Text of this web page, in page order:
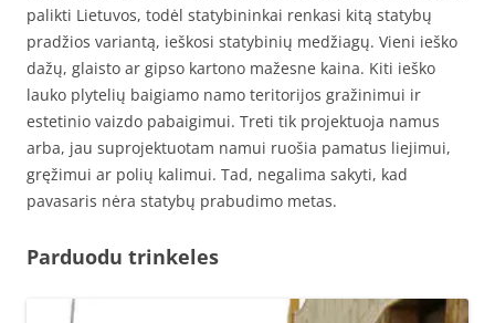
palikti Lietuvos, todėl statybininkai renkasi kitą statybų
pradžios variantą, ieškosi statybinių medžiagų. Vieni ieško
dažų, glaisto ar gipso kartono mažesne kaina. Kiti ieško
lauko plytelių baigiamo namo teritorijos gražinimui ir
estetinio vaizdo pabaigimui. Treti tik projektuoja namus
arba, jau suprojektuotam namui ruošia pamatus liejimui,
gręžimui ar polių kalimui. Tad, negalima sakyti, kad
pavasaris nėra statybų prabudimo metas.
Parduodu trinkeles